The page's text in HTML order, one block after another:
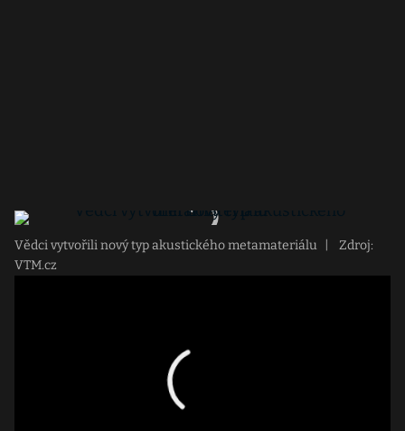
Vědci vytvořili nový typ akustického metamateriálu
Zdroj:
VTM.cz